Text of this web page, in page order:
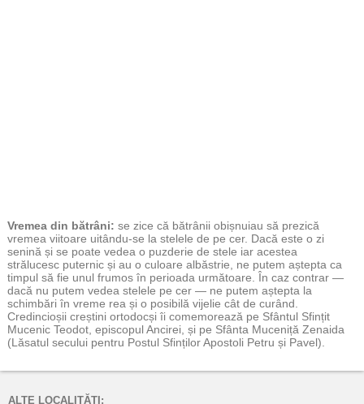
Vremea din bătrâni: se zice că bătrânii obișnuiau să prezică
vremea viitoare uitându-se la stelele de pe cer. Dacă este o zi
senină și se poate vedea o puzderie de stele iar acestea
strălucesc puternic și au o culoare albăstrie, ne putem aștepta ca
timpul să fie unul frumos în perioada următoare. În caz contrar —
dacă nu putem vedea stelele pe cer — ne putem aștepta la
schimbări în vreme rea și o posibilă vijelie cât de curând.
Credincioșii creștini ortodocși îi comemorează pe Sfântul Sfințit
Mucenic Teodot, episcopul Ancirei, și pe Sfânta Muceniță Zenaida
(Lăsatul secului pentru Postul Sfinților Apostoli Petru și Pavel).
ALTE LOCALITĂȚI: